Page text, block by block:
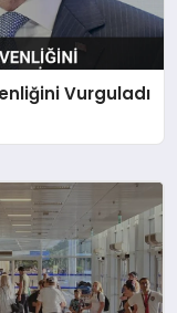
Vurguladı